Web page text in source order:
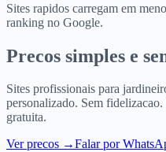
Sites rapidos carregam em
ranking no Google.
Precos simples e
Sites profissionais para
personalizado. Sem
gratuita.
Ver precos →Falar por